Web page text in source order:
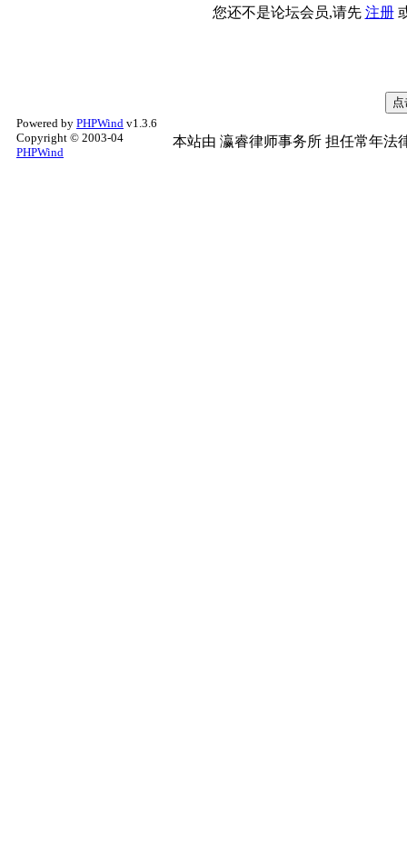
您还不是论坛会员,请先 注册
Powered by PHPWind v1.3.6
Copyright © 2003-04
PHPWind
本站由 瀛睿律师事务所 担任常年法